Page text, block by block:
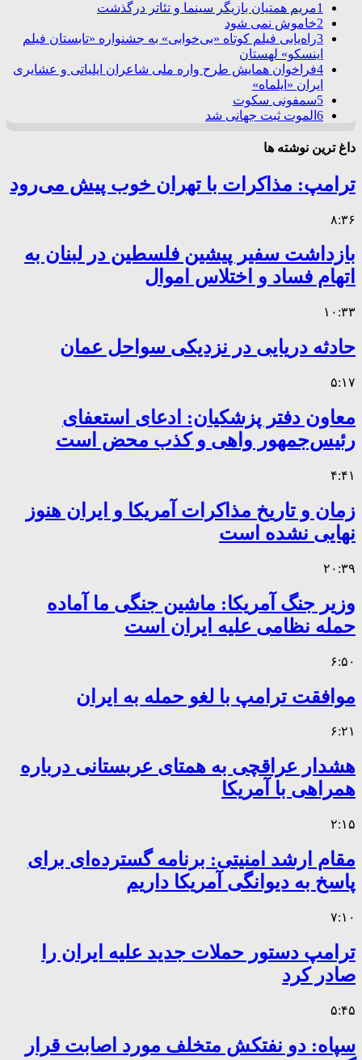
1مریم همتیان بازیگر سینما و تئاتر درگذشت
2خاموش نمی شود
3راه‌یابی فیلم کوتاه «بی‌خوابی» به جشنواره «تابستان فیلم
اینسکو» لهستان
4فراخوان همایش طرح واره ملی شاعران ایلیاتی و عشایری
ایران «ایلماه»
5سمفونی سکوت
6 الموت ثبت جهانی شد
داغ ترین نوشته ها
ترامپ: مذاکرات با تهران خوب پیش می‌رود
۸:۳۶
بازداشت سفیر پیشین فلسطین در لبنان به
اتهام فساد و اختلاس اموال
۱۰:۳۳
حادثه دریایی در نزدیکی سواحل عمان
۵:۱۷
معاون دفتر پزشکیان: ادعای استعفای
رئیس‌جمهور واهی و کذب محض است
۴:۴۱
زمان و تاریخ مذاکرات آمریکا و ایران هنوز
نهایی نشده است
۲۰:۳۹
وزیر جنگ آمریکا: ماشین جنگی ما آماده
حمله نظامی علیه ایران است
۶:۵۰
موافقت ترامپ با لغو حمله به ایران
۶:۲۱
هشدار عراقچی به همتای عربستانی درباره
همراهی با آمریکا
۲:۱۵
مقام ارشد امنیتی: برنامه گسترده‌ای برای
پاسخ به دیوانگی آمریکا داریم
۷:۱۰
ترامپ دستور حملات جدید علیه ایران را
صادر کرد
۵:۴۵
سپاه: دو نفتکش متخلف مورد اصابت قرار